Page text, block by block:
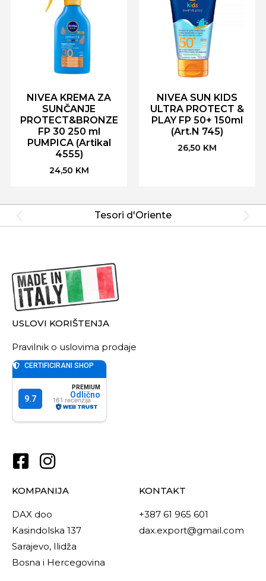
NIVEA KREMA ZA
SUNČANJE
PROTECT&BRONZE
FP 30 250 ml
PUMPICA (Artikal
4555)
24,50 KM
NIVEA SUN KIDS
ULTRA PROTECT &
PLAY FP 50+ 150ml
(Art.N 745)
26,50 KM
Tesori d'Oriente
USLOVI KORIŠTENJA
Pravilnik o uslovima prodaje
KOMPANIJA
DAX doo
Kasindolska 137
Sarajevo, Ilidža
Bosna i Hercegovina
KONTAKT
+387 61 965 601
dax.export@gmail.com